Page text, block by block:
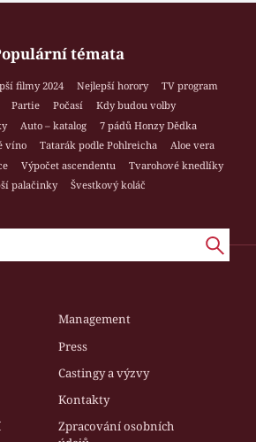
témata
filmy 2024 Nejlepší horory
TV program
Partie Počasí
Kdy budou volby
Auto – katalog
7 pádů Honzy Dědka
víno Tatarák podle Pohlreicha
Aloe vera
Výpočet ascendentu
Tvarohové knedlíky
palačinky
Švestkový koláč
Management
Press
Castingy a výzvy
Kontakty
Zpracování osobních